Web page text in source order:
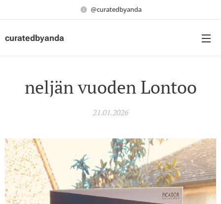
@curatedbyanda
curatedbyanda
neljän vuoden Lontoo
21.01.2026